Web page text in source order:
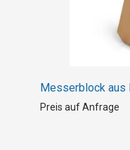
Messerblock aus
Preis auf Anfrage